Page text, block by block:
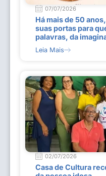
07/07/2026
Há mais de 50
suas portas para
palavras, da
Leia Mais
02/07/2026
Casa de Cultura